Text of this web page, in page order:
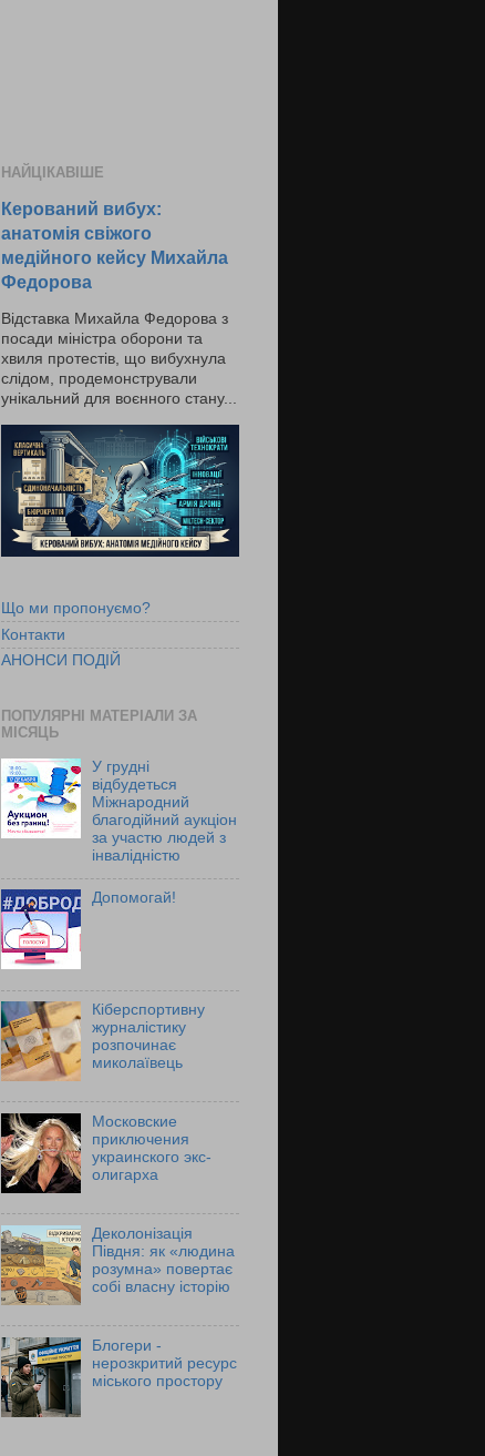
НАЙЦІКАВІШЕ
Керований вибух:
анатомія свіжого
медійного кейсу Михайла
Федорова
Відставка Михайла Федорова з
посади міністра оборони та
хвиля протестів, що вибухнула
слідом, продемонстрували
унікальний для воєнного стану...
Що ми пропонуємо?
Контакти
АНОНСИ ПОДІЙ
ПОПУЛЯРНІ МАТЕРІАЛИ ЗА
МІСЯЦЬ
У грудні
відбудеться
Міжнародний
благодійний аукціон
за участю людей з
інвалідністю
Допомогай!
Кіберспортивну
журналістику
розпочинає
миколаївець
Московские
приключения
украинского экс-
олигарха
Деколонізація
Півдня: як «людина
розумна» повертає
собі власну історію
Блогери -
нерозкритий ресурс
міського простору